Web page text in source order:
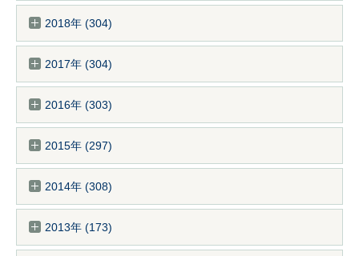
2018年 (304)
2017年 (304)
2016年 (303)
2015年 (297)
2014年 (308)
2013年 (173)